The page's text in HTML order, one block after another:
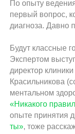
По опыту
первый вопрос,
диагноза. Давно
Будут классные
Экспертом
директор клиники
Красильникова
ментальном
«Никакого
опыте принятия
ты», тоже